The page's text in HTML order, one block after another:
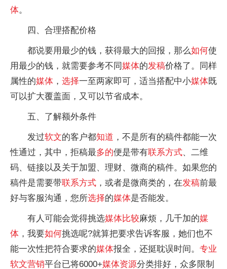
体。
四、合理搭配价格
都说要用最少的钱，获得最大的回报，那么如何使
用最少的钱，就需要参考不同媒体的发稿价格了。同样
属性的媒体 ， 选择一至两家即可，适当搭配中小媒体既
可以扩大覆盖面，又可以节省成本。
五、了解额外条件
发过软文的客户都知道 ，不是所有的稿件都能一次
性通过，其中，拒稿最多的便是带有联系方式、二维
码、链接以及关于加盟、理财、微商的稿件。如果您的
稿件是需要带联系方式 ，或者是微商类的，在发稿前最
好与客服沟通，您所选择的媒体是否能发。
有人可能会觉得挑选媒体比较麻烦，几千加的媒
体 ，我要如何挑选呢?就算把要求告诉客服，她们也不
能一次性把符合要求的媒体报全，还挺耽误时间。 专业
软文营销平台已将6000+媒体资源分类排好，众多限制